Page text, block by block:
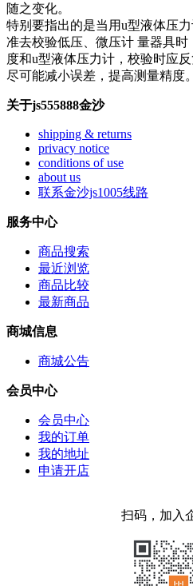
随之变化。
特别要指出的是当用u型液体压
准去校验低压、微压计 量器具
度和u型液体压力计，校验时应
尽可能减小误差，提高测量精度。
关于js555888金沙
shipping & returns
privacy notice
conditions of use
about us
联系金沙js1005线路
服务中心
商品搜索
最近浏览
商品比较
最新商品
商城信息
商城公告
会员中心
会员中心
我的订单
我的地址
申请开店
扫码，加入